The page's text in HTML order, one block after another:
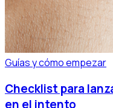
Guías y cómo empezar
Checklist para
en el intento